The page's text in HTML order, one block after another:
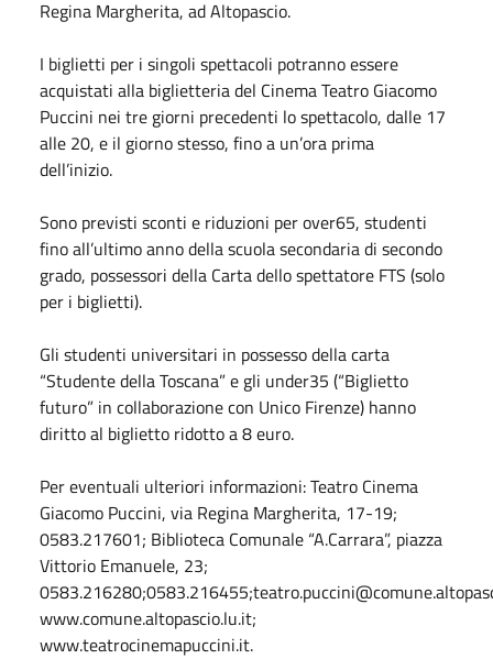
Regina Margherita, ad Altopascio.
I biglietti per i singoli spettacoli potranno essere
acquistati alla biglietteria del Cinema Teatro Giacomo
Puccini nei tre giorni precedenti lo spettacolo, dalle 17
alle 20, e il giorno stesso, fino a un’ora prima
dell’inizio.
Sono previsti sconti e riduzioni per over65, studenti
fino all’ultimo anno della scuola secondaria di secondo
grado, possessori della Carta dello spettatore FTS (solo
per i biglietti).
Gli studenti universitari in possesso della carta
“Studente della Toscana” e gli under35 (“Biglietto
futuro” in collaborazione con Unico Firenze) hanno
diritto al biglietto ridotto a 8 euro.
Per eventuali ulteriori informazioni: Teatro Cinema
Giacomo Puccini, via Regina Margherita, 17-19;
0583.217601; Biblioteca Comunale “A.Carrara”, piazza
Vittorio Emanuele, 23;
www.comune.altopascio.lu.it;
www.teatrocinemapuccini.it.